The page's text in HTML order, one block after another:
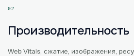
02
Производительность
Web Vitals, сжатие, изображения,